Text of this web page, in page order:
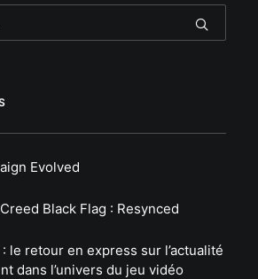
Evolved
Black Flag : Resynced
: le retour en express sur l’actualité
dans l’univers du jeu vidéo